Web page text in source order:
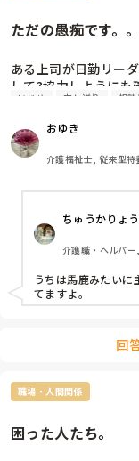
ただの愚痴です。。
ある上司が日勤リー
して?協力しように
で、何だか頭がおか
機関に指導を仰ぐか悩
相談員に言ったとこ
改善なんて期待できま
どうしたらいいので
いじめ 申し送り 相談
おゆき
介護福祉士, 従来型特
ちゅうかりょ
介護職・ヘルパ
うちは馬鹿みたいに
てますよ。
回
職場・人間関係
困った人たち。